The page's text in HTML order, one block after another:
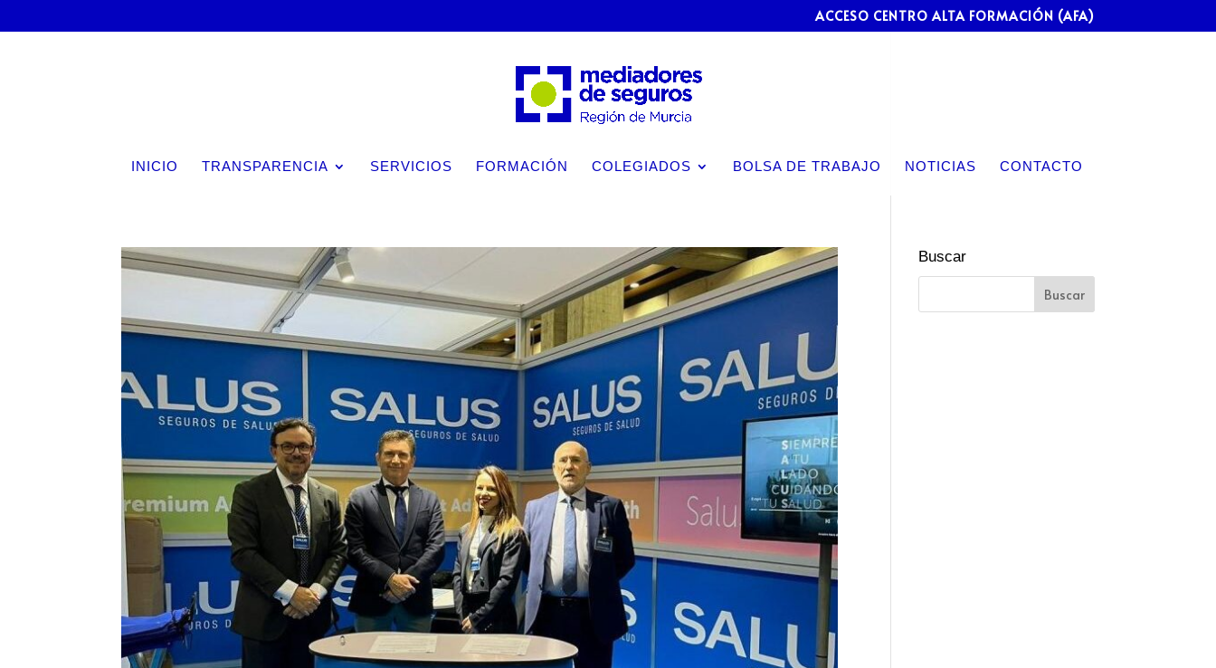
ACCESO CENTRO ALTA FORMACIÓN (AFA)
INICIO TRANSPARENCIA SERVICIOS FORMACIÓN COLEGIADOS BOLSA DE TRABAJO NOTICIAS CONTACTO
Buscar